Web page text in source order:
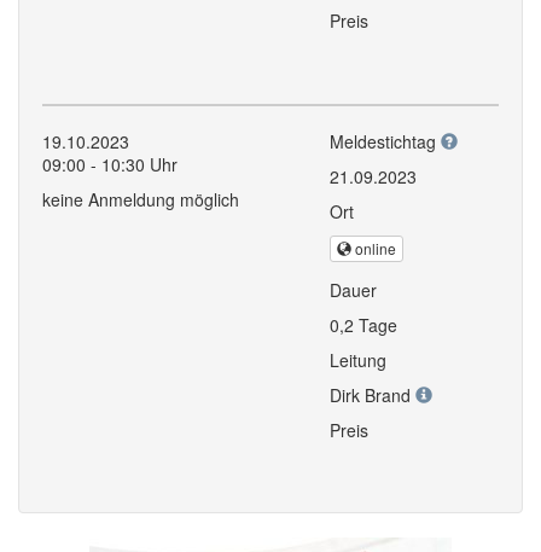
Preis
19.10.2023
09:00 - 10:30 Uhr
keine Anmeldung möglich
Meldestichtag
21.09.2023
Ort
online
Dauer
0,2 Tage
Leitung
Dirk Brand
Preis